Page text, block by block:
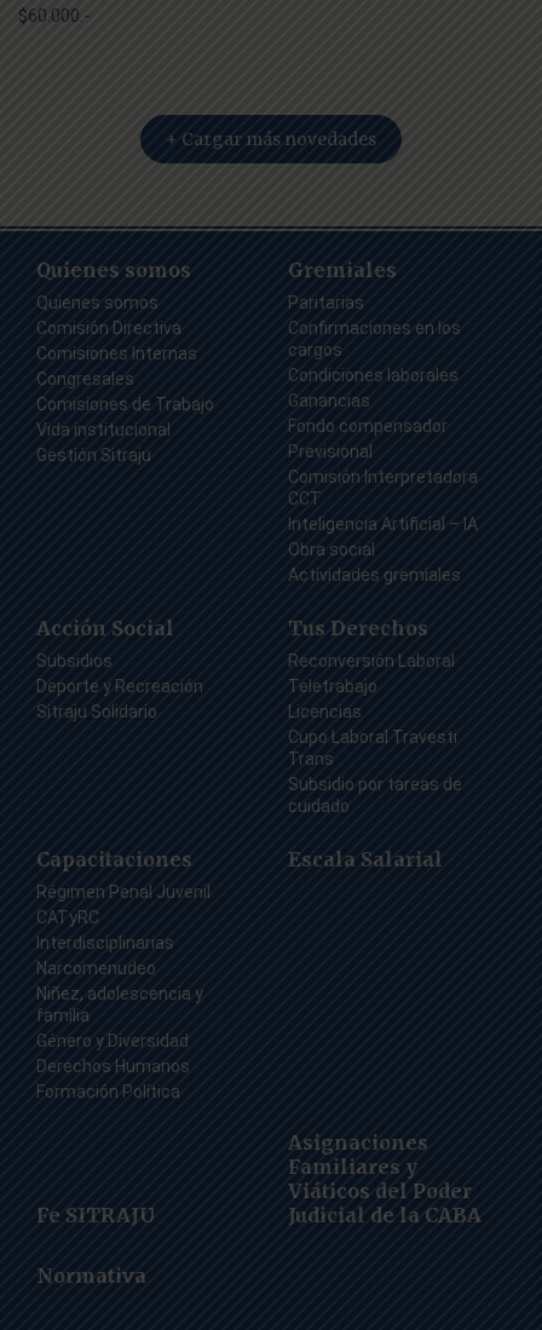
$60.000.-
+ Cargar más novedades
Quienes somos
Quienes somos
Comisión Directiva
Comisiones Internas
Congresales
Comisiones de Trabajo
Vida institucional
Gestión Sitraju
Gremiales
Paritarias
Confirmaciones en los
cargos
Condiciones laborales
Ganancias
Fondo compensador
Previsional
Comisión Interpretadora
CCT
Inteligencia Artificial – IA
Obra social
Actividades gremiales
Acción Social
Subsidios
Deporte y Recreación
Sitraju Solidario
Tus Derechos
Reconversión Laboral
Teletrabajo
Licencias
Cupo Laboral Travesti
Trans
Subsidio por tareas de
cuidado
Capacitaciones
Régimen Penal Juvenil
CATyRC
Interdisciplinarias
Narcomenudeo
Niñez, adolescencia y
familia
Género y Diversidad
Derechos Humanos
Formación Política
Escala Salarial
Fe SITRAJU
Asignaciones
Familiares y
Viáticos del Poder
Judicial de la CABA
Normativa